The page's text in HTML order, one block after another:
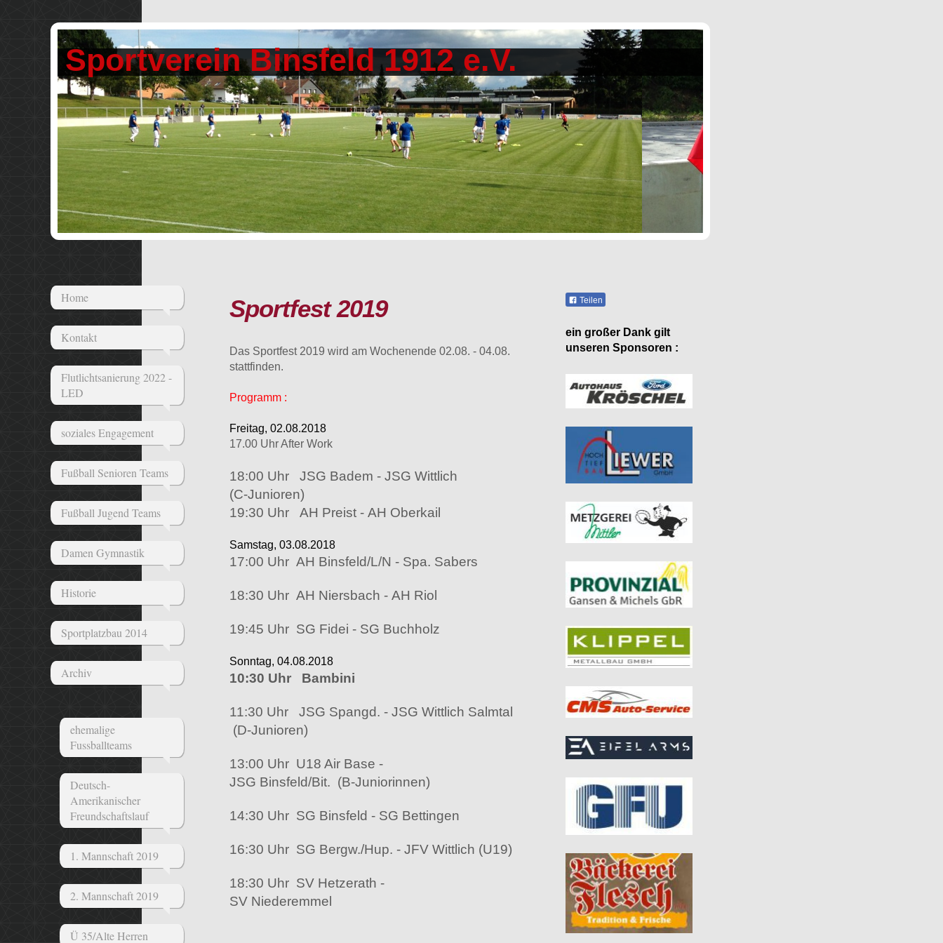
Sportverein Binsfeld 1912 e.V.
Home
Kontakt
Flutlichtsanierung 2022 -
LED
soziales Engagement
Fußball Senioren Teams
Fußball Jugend Teams
Damen Gymnastik
Historie
Sportplatzbau 2014
Archiv
ehemalige
Fussballteams
Deutsch-
Amerikanischer
Freundschaftslauf
1. Mannschaft 2019
2. Mannschaft 2019
Ü 35/Alte Herren
Sportfest 2019
Das Sportfest 2019 wird am Wochenende 02.08. - 04.08.
stattfinden.
Programm :
Freitag, 02.08.2018
17.00 Uhr After Work
18:00 Uhr JSG Badem - JSG Wittlich
(C-Junioren)
19:30 Uhr AH Preist - AH Oberkail
Samstag, 03.08.2018
17:00 Uhr AH Binsfeld/L/N - Spa. Sabers
18:30 Uhr AH Niersbach - AH Riol
19:45 Uhr SG Fidei - SG Buchholz
Sonntag, 04.08.2018
10:30 Uhr Bambini
11:30 Uhr JSG Spangd. - JSG Wittlich Salmtal
(D-Junioren)
13:00 Uhr U18 Air Base -
JSG Binsfeld/Bit. (B-Juniorinnen)
14:30 Uhr SG Binsfeld - SG Bettingen
16:30 Uhr SG Bergw./Hup. - JFV Wittlich (U19)
18:30 Uhr SV Hetzerath -
SV Niederemmel
Teilen
ein großer Dank gilt
unseren Sponsoren :